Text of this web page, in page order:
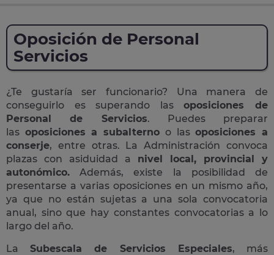
Oposición de Personal
Servicios
¿Te gustaría ser funcionario? Una manera de
conseguirlo es superando lasoposiciones de
Personal de Servicios. Puedes preparar
las oposiciones a subalterno o lasoposiciones a
conserje, entre otras. La Administración convoca
plazas con asiduidad a nivel local, provincial y
autonómico. Además, existe la posibilidad de
presentarse a varias oposiciones en un mismo año,
ya que no están sujetas a una sola convocatoria
anual, sino que hay constantes convocatorias a lo
largo del año.
LaSubescala de Servicios Especiales, más